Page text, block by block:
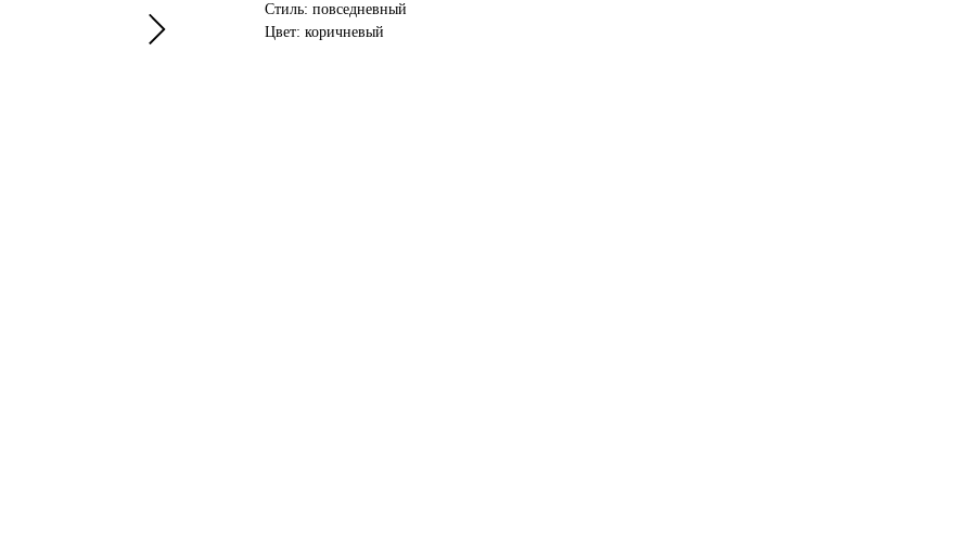
Стиль: повседневный
Цвет: коричневый